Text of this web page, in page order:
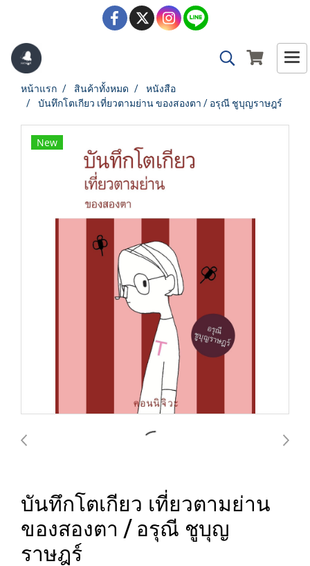
หน้าแรก สินค้าทั้งหมด
หนังสือ
บันทึกโตเกียว เที่ยวตามย่าน ของสองตา / อรุณี ชูบุญราษฎร์
New
บันทึกโตเกียว เที่ยวตามย่าน
ของสองตา / อรุณี ชูบุญ
ราษฎร์